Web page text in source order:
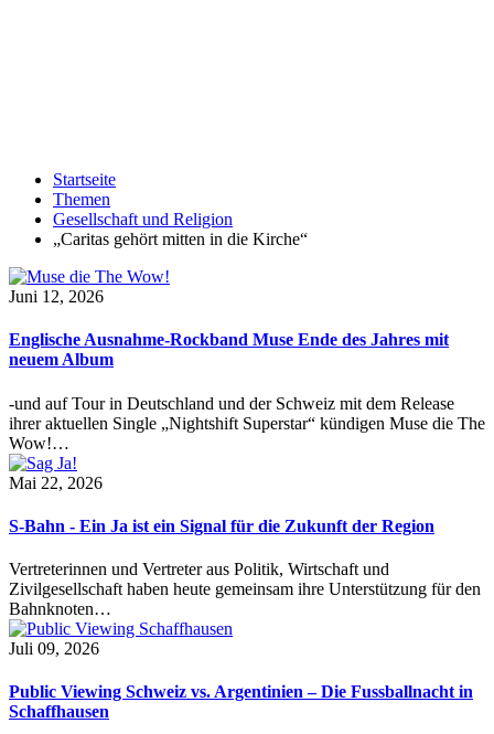
Startseite
Themen
Gesellschaft und Religion
„Caritas gehört mitten in die Kirche“
Juni 12, 2026
Englische Ausnahme-Rockband Muse Ende des Jahres mit
neuem Album
-und auf Tour in Deutschland und der Schweiz mit dem Release
ihrer aktuellen Single „Nightshift Superstar“ kündigen Muse die The
Wow!…
Mai 22, 2026
S-Bahn - Ein Ja ist ein Signal für die Zukunft der Region
Vertreterinnen und Vertreter aus Politik, Wirtschaft und
Zivilgesellschaft haben heute gemeinsam ihre Unterstützung für den
Bahnknoten…
Juli 09, 2026
Public Viewing Schweiz vs. Argentinien – Die Fussballnacht in
Schaffhausen